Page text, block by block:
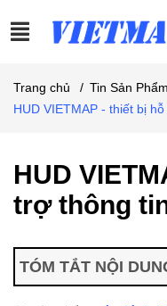
Trang chủ / Tin Sản Phẩm
HUD VIETMAP - thiết bị
HUD
trợ thông
TÓM TẮT NỘI